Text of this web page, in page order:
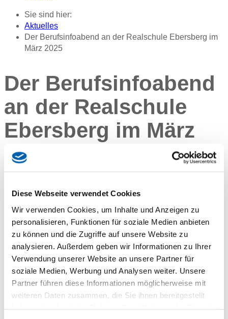
Diese Webseite verwendet Cookies
Wir verwenden Cookies, um Inhalte und Anzeigen zu
personalisieren, Funktionen für soziale Medien anbieten
zu können und die Zugriffe auf unsere Website zu
analysieren. Außerdem geben wir Informationen zu Ihrer
Verwendung unserer Website an unsere Partner für
soziale Medien, Werbung und Analysen weiter. Unsere
Partner führen diese Informationen möglicherweise mit
weiteren Daten zusammen, die Sie ihnen bereitgestellt
Sie sind hier:
Aktuelles
Der Berufsinfoabend an der Realschule Ebersberg im
März 2025
Der Berufsinfoabend
an der Realschule
Ebersberg im März
2025
E.Hönninger beim
Berufsinfoabend an der Realschule
Ebersberg
Am Donnerstag, den 20.03.2025, öffnete die Realschule
Ebersberg ihre Türen für einen inspirierenden
Berufsinfoabend. Unter dem Motto der beruflichen
Orientierung bot sich den Schülerinnen und Schülern die
Gelegenheit, in vielfältige Berufsfelder einzutauchen.